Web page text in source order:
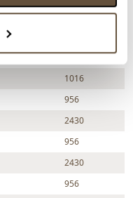
956
956
1016
956
2430
956
2430
956